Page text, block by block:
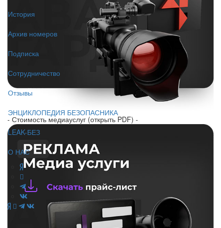
История
Архив номеров
Подписка
Сотрудничество
Отзывы
ЭНЦИКЛОПЕДИЯ БЕЗОПАСНИКА
LEAK-БЕЗ
О НАС
- Стоимость медиауслуг (открыть PDF) -